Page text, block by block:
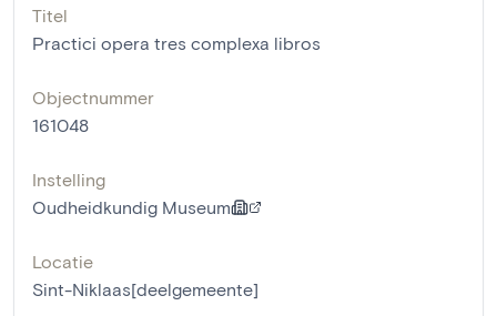
Titel
Practici opera tres complexa libros
Objectnummer
161048
Instelling
Oudheidkundig Museum
Locatie
Sint-Niklaas[deelgemeente]